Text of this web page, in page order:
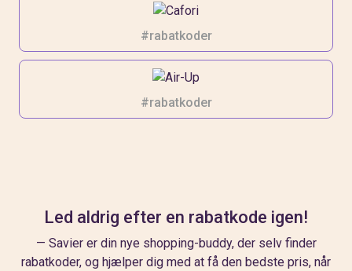
#rabatkoder
#rabatkoder
Led aldrig efter en rabatkode igen!
— Savier er din nye shopping-buddy, der selv finder
rabatkoder, og hjælper dig med at få den bedste pris, når